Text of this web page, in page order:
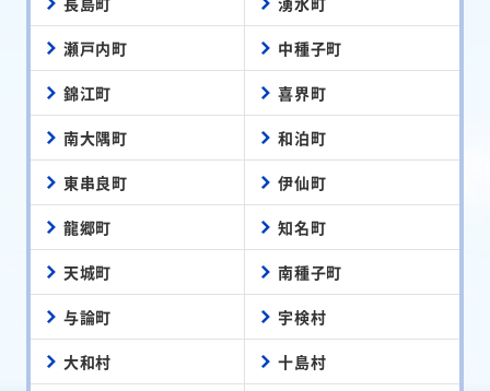
瀬戸内町 中種子町
錦江町 喜界町
南大隅町 和泊町
東串良町 伊仙町
龍郷町 知名町
天城町 南種子町
与論町 宇検村
大和村 十島村